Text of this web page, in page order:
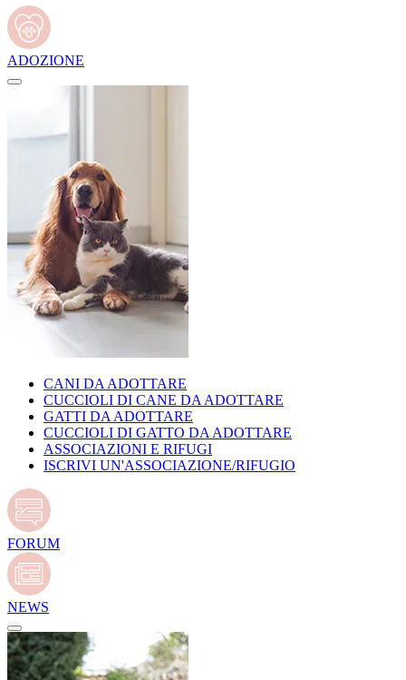
ADOZIONE
CANI DA ADOTTARE
CUCCIOLI DI CANE DA ADOTTARE
GATTI DA ADOTTARE
CUCCIOLI DI GATTO DA ADOTTARE
ASSOCIAZIONI E RIFUGI
ISCRIVI UN'ASSOCIAZIONE/RIFUGIO
FORUM
NEWS